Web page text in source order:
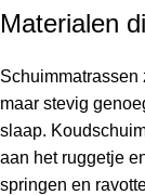
Materialen
Schuimmatrassen
maar stevig
slaap.
aan het ruggetje
springen en